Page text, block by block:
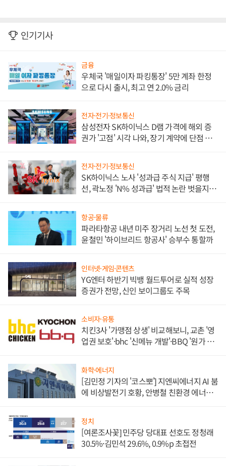
인기기사
금융
우체국 '매일이자 파킹통장' 5만 계좌 한정
으로 다시 출시, 최고 연 2.0% 금리
전자·전기·정보통신
삼성전자 SK하이닉스 D램 가격에 해외 증
권가 '고점' 시각 나와, 장기 계약에 단점 부
전자·전기·정보통신
SK하이닉스 노사 '성과급 주식 지급' 평행
선, 곽노정 'N% 성과급' 법적 논란 벗을지 주
항공·물류
파라타항공 내년 미주 장거리 노선 첫 도전,
윤철민 '하이브리드 항공사' 승부수 통할까
인터넷·게임·콘텐츠
YG엔터 하반기 빅뱅 월드투어로 실적 성장
증권가 전망, 신인 보이그룹도 주목
소비자·유통
치킨3사 '가맹점 상생' 비교해보니, 교촌 '영
업권 보호'·bhc '신메뉴 개발'·BBQ '원가 부
화학·에너지
[김민정 기자의 '코스뽀'] 지엔씨에너지 AI 붐
에 비상발전기 호황, 안병철 친환경 에너지
정치
[여론조사꽃] 민주당 당대표 선호도 정청래
30.5%·김민석 29.6%, 0.9%p 초접전